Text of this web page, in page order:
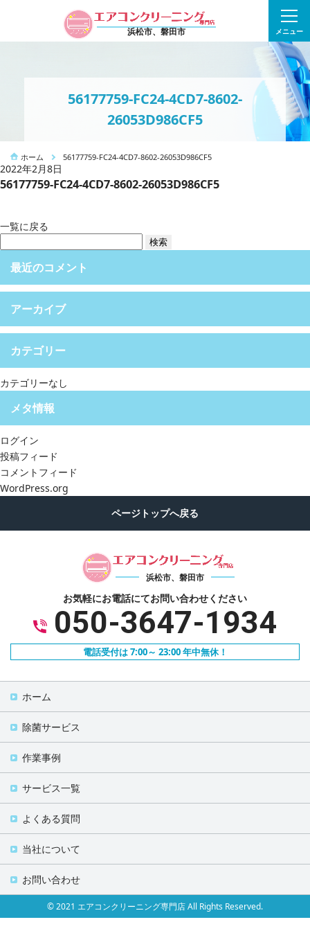
浜松市、磐田市 メニュー
56177759-FC24-4CD7-8602-
26053D986CF5
ホーム 56177759-FC24-4CD7-8602-26053D986CF5
2022年2月8日
56177759-FC24-4CD7-8602-26053D986CF5
一覧に戻る
索:
最近のコメント
アーカイブ
カテゴリー
カテゴリーなし
メタ情報
ログイン
投稿フィード
コメントフィード
WordPress.org
浜松市、磐田市
お気軽にお電話にてお問い合わせください
050-3647-1934
電話受付は 7:00～ 23:00 年中無休！
ホーム
除菌サービス
作業事例
サービス一覧
よくある質問
当社について
お問い合わせ
© 2021 エアコンクリーニング専門店 All Rights Reserved.